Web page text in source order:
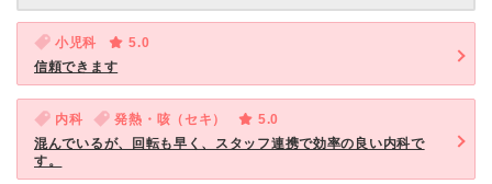
小児科
5.0
信頼できます
内科 発熱・咳（セキ）
5.0
混んでいるが、回転も早く、スタッフ連携で効率の良い内科で
す。